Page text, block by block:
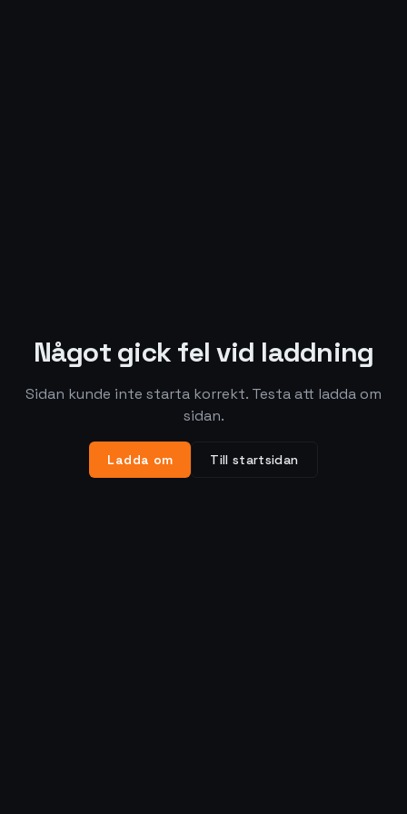
Något gick fel vid laddning
Sidan kunde inte starta korrekt. Testa att ladda om
sidan.
Ladda om Till startsidan